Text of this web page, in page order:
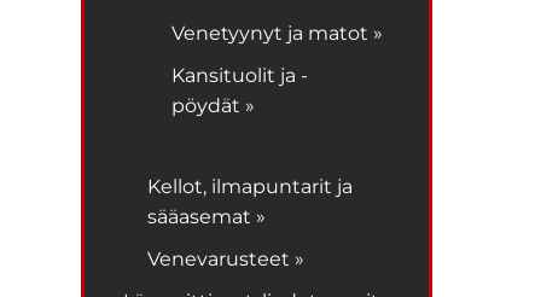
Venetyynyt ja matot »
Kansituolit ja -
pöydät »
Kellot, ilmapuntarit ja
sääasemat »
Venevarusteet »